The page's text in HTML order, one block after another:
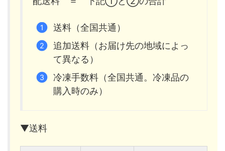
送料（全国共通）
追加送料（お届け先の地域によっ
て異なる）
冷凍手数料（全国共通。冷凍品の
購入時のみ）
▼送料